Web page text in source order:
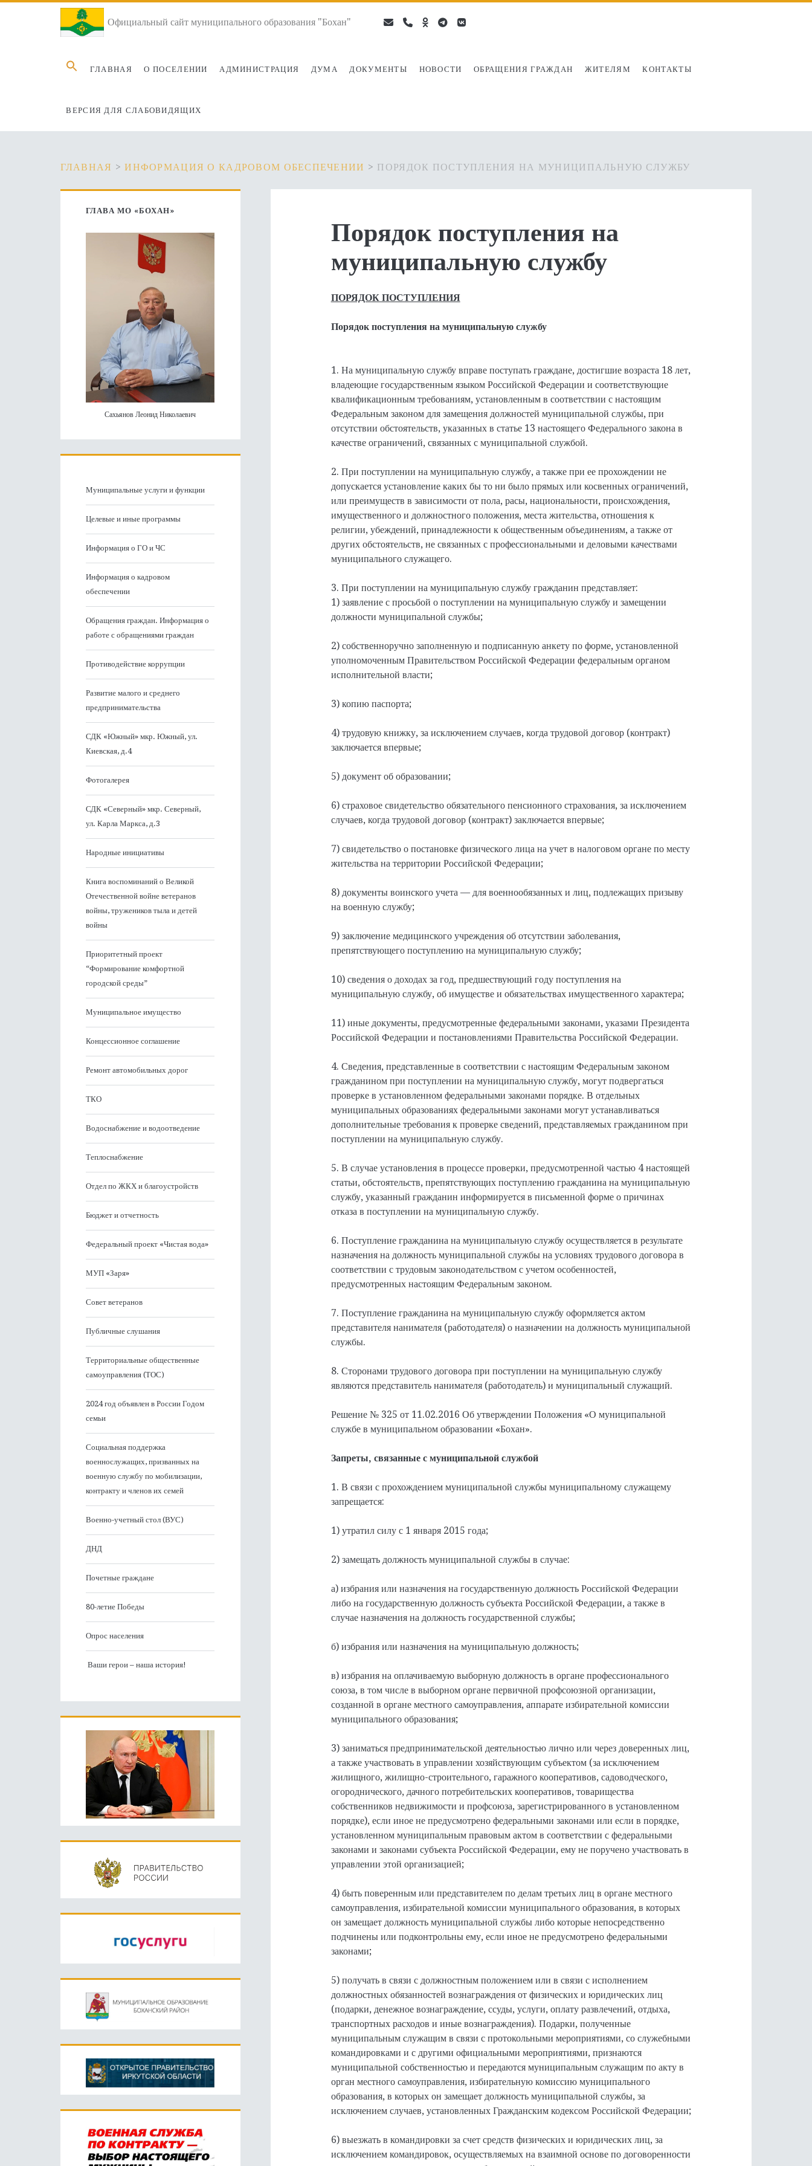
Официальный сайт муниципального образования "Бохан"
Search
for:
ГЛАВНАЯ О ПОСЕЛЕНИИ АДМИНИСТРАЦИЯ ДУМА ДОКУМЕНТЫ НОВОСТИ ОБРАЩЕНИЯ ГРАЖДАН ЖИТЕЛЯМ КОНТАКТЫ
ВЕРСИЯ ДЛЯ СЛАБОВИДЯЩИХ
emailphone
ok- telegram
vk
ГЛАВНАЯ >ИНФОРМАЦИЯ О КАДРОВОМ ОБЕСПЕЧЕНИИ > ПОРЯДОК ПОСТУПЛЕНИЯ НА МУНИЦИПАЛЬНУЮ СЛУЖБУ
Порядок поступления на
муниципальную службу
ПОРЯДОК ПОСТУПЛЕНИЯ
Порядок поступления на муниципальную службу
1. На муниципальную службу вправе поступать граждане, достигшие возраста 18 лет,
владеющие государственным языком Российской Федерации и соответствующие
квалификационным требованиям, установленным в соответствии с настоящим
Федеральным законом для замещения должностей муниципальной службы, при
отсутствии обстоятельств, указанных в статье 13 настоящего Федерального закона в
качестве ограничений, связанных с муниципальной службой.
2. При поступлении на муниципальную службу, а также при ее прохождении не
допускается установление каких бы то ни было прямых или косвенных ограничений,
или преимуществ в зависимости от пола, расы, национальности, происхождения,
имущественного и должностного положения, места жительства, отношения к
религии, убеждений, принадлежности к общественным объединениям, а также от
других обстоятельств, не связанных с профессиональными и деловыми качествами
муниципального служащего.
3. При поступлении на муниципальную службу гражданин представляет:
1) заявление с просьбой о поступлении на муниципальную службу и замещении
должности муниципальной службы;
2) собственноручно заполненную и подписанную анкету по форме, установленной
уполномоченным Правительством Российской Федерации федеральным органом
исполнительной власти;
3) копию паспорта;
4) трудовую книжку, за исключением случаев, когда трудовой договор (контракт)
заключается впервые;
5) документ об образовании;
6) страховое свидетельство обязательного пенсионного страхования, за исключением
случаев, когда трудовой договор (контракт) заключается впервые;
7) свидетельство о постановке физического лица на учет в налоговом органе по месту
жительства на территории Российской Федерации;
8) документы воинского учета — для военнообязанных и лиц, подлежащих призыву
на военную службу;
9) заключение медицинского учреждения об отсутствии заболевания,
препятствующего поступлению на муниципальную службу;
10) сведения о доходах за год, предшествующий году поступления на
муниципальную службу, об имуществе и обязательствах имущественного характера;
11) иные документы, предусмотренные федеральными законами, указами Президента
Российской Федерации и постановлениями Правительства Российской Федерации.
4. Сведения, представленные в соответствии с настоящим Федеральным законом
гражданином при поступлении на муниципальную службу, могут подвергаться
проверке в установленном федеральными законами порядке. В отдельных
муниципальных образованиях федеральными законами могут устанавливаться
дополнительные требования к проверке сведений, представляемых гражданином при
поступлении на муниципальную службу.
5. В случае установления в процессе проверки, предусмотренной частью 4 настоящей
статьи, обстоятельств, препятствующих поступлению гражданина на муниципальную
службу, указанный гражданин информируется в письменной форме о причинах
отказа в поступлении на муниципальную службу.
6. Поступление гражданина на муниципальную службу осуществляется в результате
назначения на должность муниципальной службы на условиях трудового договора в
соответствии с трудовым законодательством с учетом особенностей,
предусмотренных настоящим Федеральным законом.
7. Поступление гражданина на муниципальную службу оформляется актом
представителя нанимателя (работодателя) о назначении на должность муниципальной
службы.
8. Сторонами трудового договора при поступлении на муниципальную службу
являются представитель нанимателя (работодатель) и муниципальный служащий.
Решение № 325 от 11.02.2016 Об утверждении Положения «О муниципальной
службе в муниципальном образовании «Бохан».
Запреты, связанные с муниципальной службой
1. В связи с прохождением муниципальной службы муниципальному служащему
запрещается:
1) утратил силу с 1 января 2015 года;
2) замещать должность муниципальной службы в случае:
а) избрания или назначения на государственную должность Российской Федерации
либо на государственную должность субъекта Российской Федерации, а также в
случае назначения на должность государственной службы;
б) избрания или назначения на муниципальную должность;
в) избрания на оплачиваемую выборную должность в органе профессионального
союза, в том числе в выборном органе первичной профсоюзной организации,
созданной в органе местного самоуправления, аппарате избирательной комиссии
муниципального образования;
3) заниматься предпринимательской деятельностью лично или через доверенных лиц,
а также участвовать в управлении хозяйствующим субъектом (за исключением
жилищного, жилищно-строительного, гаражного кооперативов, садоводческого,
огороднического, дачного потребительских кооперативов, товарищества
собственников недвижимости и профсоюза, зарегистрированного в установленном
порядке), если иное не предусмотрено федеральными законами или если в порядке,
установленном муниципальным правовым актом в соответствии с федеральными
законами и законами субъекта Российской Федерации, ему не поручено участвовать в
управлении этой организацией;
4) быть поверенным или представителем по делам третьих лиц в органе местного
самоуправления, избирательной комиссии муниципального образования, в которых
он замещает должность муниципальной службы либо которые непосредственно
подчинены или подконтрольны ему, если иное не предусмотрено федеральными
законами;
5) получать в связи с должностным положением или в связи с исполнением
должностных обязанностей вознаграждения от физических и юридических лиц
(подарки, денежное вознаграждение, ссуды, услуги, оплату развлечений, отдыха,
транспортных расходов и иные вознаграждения). Подарки, полученные
муниципальным служащим в связи с протокольными мероприятиями, со служебными
командировками и с другими официальными мероприятиями, признаются
муниципальной собственностью и передаются муниципальным служащим по акту в
орган местного самоуправления, избирательную комиссию муниципального
образования, в которых он замещает должность муниципальной службы, за
исключением случаев, установленных Гражданским кодексом Российской Федерации;
6) выезжать в командировки за счет средств физических и юридических лиц, за
исключением командировок, осуществляемых на взаимной основе по договоренности
Основная
боковая
ГЛАВА МО «БОХАН»
Сахьянов Леонид Николаевич
Муниципальные услуги и функции
Целевые и иные программы
Информация о ГО и ЧС
Информация о кадровом
обеспечении
Обращения граждан. Информация о
работе с обращениями граждан
Противодействие коррупции
Развитие малого и среднего
предпринимательства
СДК «Южный» мкр. Южный, ул.
Киевская, д.4
Фотогалерея
СДК «Северный» мкр. Северный,
ул. Карла Маркса, д.3
Народные инициативы
Книга воспоминаний о Великой
Отечественной войне ветеранов
войны, тружеников тыла и детей
войны
Приоритетный проект
“Формирование комфортной
городской среды”
Муниципальное имущество
Концессионное соглашение
Ремонт автомобильных дорог
ТКО
Водоснабжение и водоотведение
Теплоснабжение
Отдел по ЖКХ и благоустройств
Бюджет и отчетность
Федеральный проект «Чистая вода»
МУП «Заря»
Совет ветеранов
Публичные слушания
Территориальные общественные
самоуправления (ТОС)
2024 год объявлен в России Годом
семьи
Социальная поддержка
военнослужащих, призванных на
военную службу по мобилизации,
контракту и членов их семей
Военно-учетный стол (ВУС)
ДНД
Почетные граждане
80-летие Победы
Опрос населения
Ваши герои – наша история!